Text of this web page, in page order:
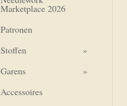
Marketplace 2026
Patronen
Stoffen
Garens
Accessoires